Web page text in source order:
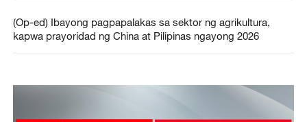
(Op-ed) Ibayong pagpapalakas sa sektor ng agrikultura,
kapwa prayoridad ng China at Pilipinas ngayong 2026